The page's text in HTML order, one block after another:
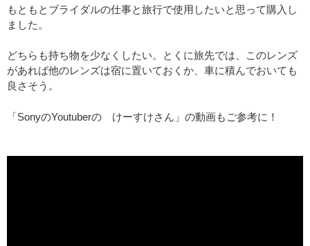
もともとブライダルの仕事と旅行で使用したいと思って購入し
ました。
どちらも持ち物を少なくしたい。とくに旅先では、このレンズ
があれば他のレンズは宿に置いておくか、車に積んでおいても
良さそう。
「SonyのYoutuberの けーすけさん」の動画もご参考に！